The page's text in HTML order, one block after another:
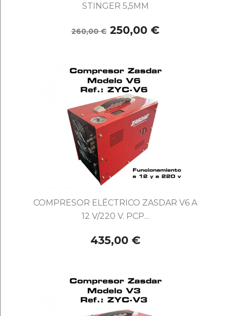
STINGER 5,5MM
260,00 € 250,00 €
COMPRESOR ELÉCTRICO ZASDAR V6 A
12 V/220 V. PCP...
435,00 €